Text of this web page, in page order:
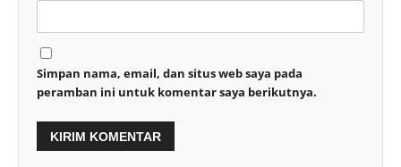
Simpan nama, email, dan situs web saya pada
peramban ini untuk komentar saya berikutnya.